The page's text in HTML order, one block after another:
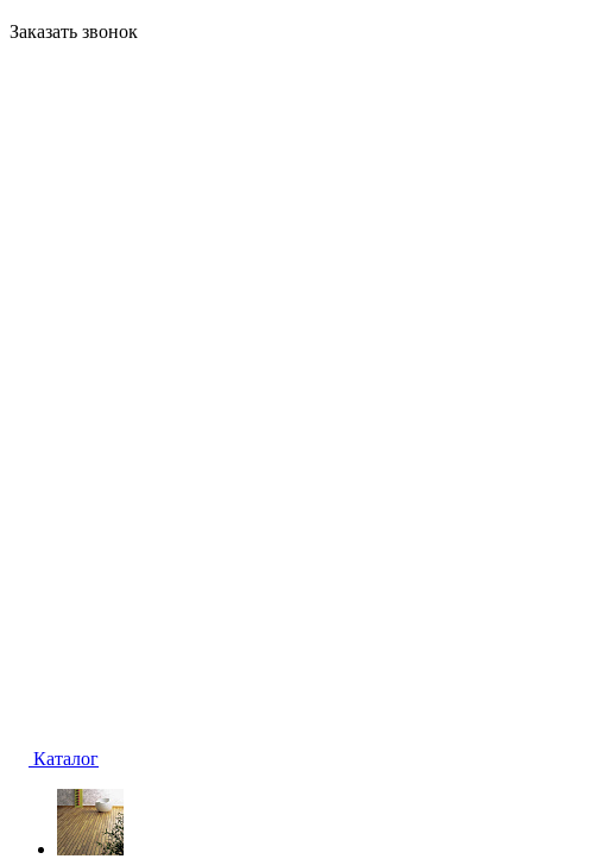
Заказать звонок
Каталог